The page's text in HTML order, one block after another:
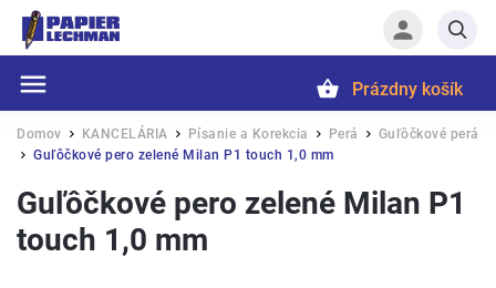
Hľadať
Prázdny košík
Domov / KANCELÁRIA / Písanie a Korekcia / Perá /
Guľôčkové perá
/
Guľôčkové pero zelené Milan P1 touch 1,0 mm
Guľôčkové pero zelené Milan P1
touch 1,0 mm